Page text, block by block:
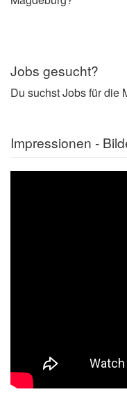
Jobs gesucht?
Du suchst Jobs für die
Impressionen -